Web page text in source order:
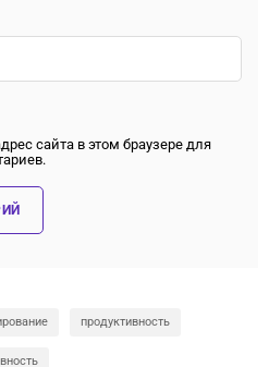
сайта в этом браузере для
продуктивность